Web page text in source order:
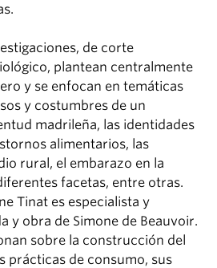
de corte
plantean centralmente
y se enfocan en temáticas
y costumbres de un
madrileña, las identidades
alimentarios, las
rural, el embarazo en la
facetas, entre otras.
Tinat es especialista y
y obra de Simone de Beauvoir.
sobre la construcción del
prácticas de consumo, sus